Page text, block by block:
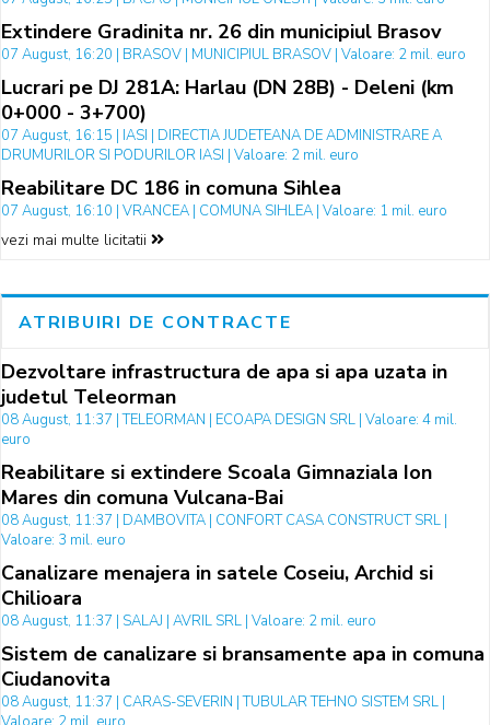
Extindere Gradinita nr. 26 din municipiul Brasov
07 August, 16:20 | BRASOV | MUNICIPIUL BRASOV | Valoare: 2 mil. euro
Lucrari pe DJ 281A: Harlau (DN 28B) - Deleni (km
0+000 - 3+700)
07 August, 16:15 | IASI | DIRECTIA JUDETEANA DE ADMINISTRARE A
DRUMURILOR SI PODURILOR IASI | Valoare: 2 mil. euro
Reabilitare DC 186 in comuna Sihlea
07 August, 16:10 | VRANCEA | COMUNA SIHLEA | Valoare: 1 mil. euro
vezi mai multe licitatii
ATRIBUIRI DE CONTRACTE
Dezvoltare infrastructura de apa si apa uzata in
judetul Teleorman
08 August, 11:37 | TELEORMAN | ECOAPA DESIGN SRL | Valoare: 4 mil.
euro
Reabilitare si extindere Scoala Gimnaziala Ion
Mares din comuna Vulcana-Bai
08 August, 11:37 | DAMBOVITA | CONFORT CASA CONSTRUCT SRL |
Valoare: 3 mil. euro
Canalizare menajera in satele Coseiu, Archid si
Chilioara
08 August, 11:37 | SALAJ | AVRIL SRL | Valoare: 2 mil. euro
Sistem de canalizare si bransamente apa in comuna
Ciudanovita
08 August, 11:37 | CARAS-SEVERIN | TUBULAR TEHNO SISTEM SRL |